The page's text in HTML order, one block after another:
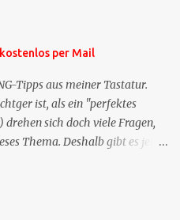
per Mail
Tipps aus meiner Tastatur.
ist, als ein "perfektes
sich doch viele Fragen,
Thema. Deshalb gibt es jetzt
Folge. Die Startsequenz ist 16